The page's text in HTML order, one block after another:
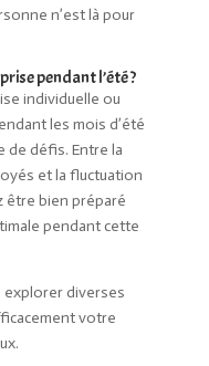
n’est là pour
pendant l’été ?
individuelle ou
les mois d’été
de défis. Entre la
et la fluctuation
être bien préparé
pendant cette
explorer diverses
votre